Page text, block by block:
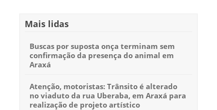
Mais lidas
Buscas por suposta onça terminam sem
confirmação da presença do animal em
Araxá
Atenção, motoristas: Trânsito é alterado
no viaduto da rua Uberaba, em Araxá para
realização de projeto artístico